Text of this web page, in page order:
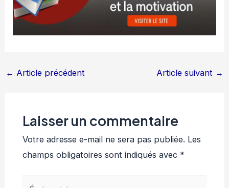
← Article précédent Article suivant →
Laisser un commentaire
Votre adresse e-mail ne sera pas publiée. Les
champs obligatoires sont indiqués avec *
Écrivez